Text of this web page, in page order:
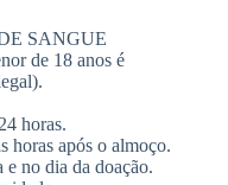
SANGUE
de 18 anos é
horas.
horas após o almoço.
no dia da doação.